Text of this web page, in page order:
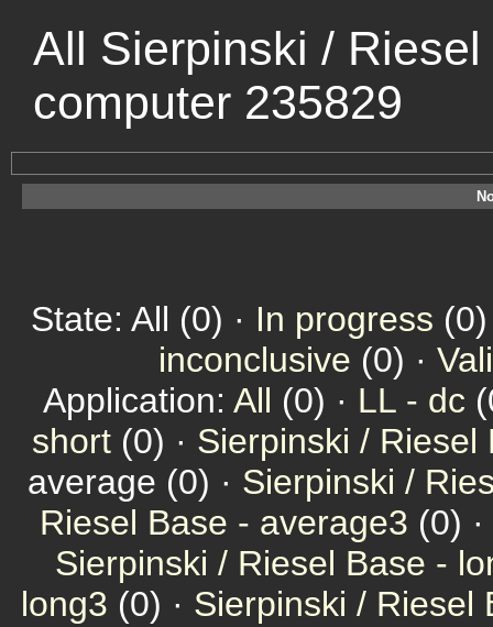
All Sierpinski /
computer 235829
State: All (0) · In progress
inconclusive (0) ·
Application: All (0) · LL - dc
short (0) · Sierpinski / Riesel
average (0) · Sierpinski /
Riesel Base - average3 (0) ·
Sierpinski / Riesel Base -
long3 (0) · Sierpinski / Riesel